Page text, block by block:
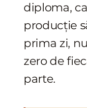
diploma,
producție
prima zi,
zero de
parte.